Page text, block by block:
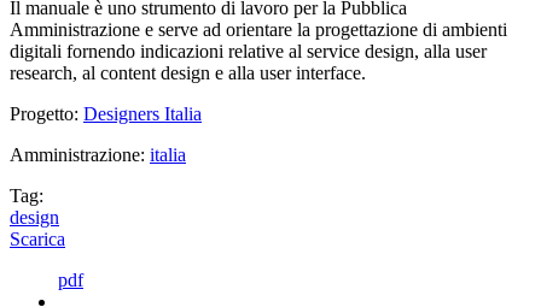
Il manuale è uno strumento di lavoro per la Pubblica
Amministrazione e serve ad orientare la progettazione di ambienti
digitali fornendo indicazioni relative al service design, alla user
research, al content design e alla user interface.
Progetto: Designers Italia
Amministrazione: italia
Tag:
design
Scarica
pdf